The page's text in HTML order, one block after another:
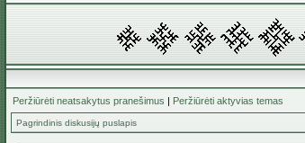
Peržiūrėti neatsakytus pranešimus | Peržiūrėti aktyvias temas
Pagrindinis diskusijų puslapis